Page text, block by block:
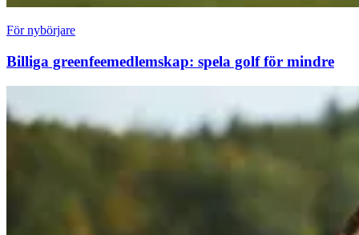
För nybörjare
Billiga greenfeemedlemskap: spela golf för mindre